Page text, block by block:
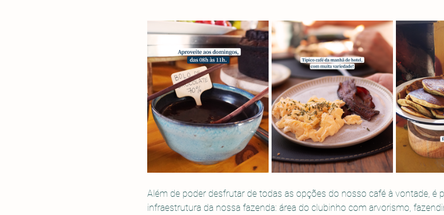
Além de poder desfrutar de todas as opções do nosso café à vontade, é
infraestrutura da nossa fazenda: área do clubinho com arvorismo,